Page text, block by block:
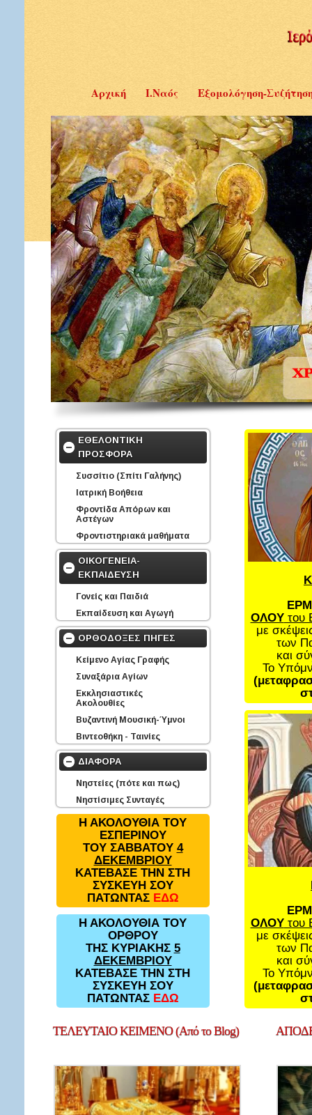
Αρχική Ι.Ναός Εξομολόγηση-
ΕΘΕΛΟΝΤΙΚΗ
ΠΡΟΣΦΟΡΑ
Συσσίτιο (Σπίτι Γαλήνης)
Ιατρική Βοήθεια
Φροντίδα Απόρων και
Αστέγων
Φροντιστηριακά μαθήματα
ΟΙΚΟΓΕΝΕΙΑ-
ΕΚΠΑΙΔΕΥΣΗ
Γονείς και Παιδιά
Εκπαίδευση και Αγωγή
ΟΡΘΟΔΟΞΕΣ ΠΗΓΕΣ
Κείμενο Αγίας Γραφής
Συναξάρια Αγίων
Εκκλησιαστικές
Ακολουθίες
Βυζαντινή Μουσική-Ύμνοι
Βιντεοθήκη - Ταινίες
ΔΙΑΦΟΡΑ
Νηστείες (πότε και πως)
Νηστίσιμες Συνταγές
Η ΑΚΟΛΟΥΘΙΑ ΤΟΥ
ΕΣΠΕΡΙΝΟΥ
ΤΟΥ ΣΑΒΒΑΤΟΥ 4
ΔΕΚΕΜΒΡΙΟΥ
ΚΑΤΕΒΑΣΕ ΤΗΝ ΣΤΗ
ΣΥΣΚΕΥΗ ΣΟΥ
ΠΑΤΩΝΤΑΣ ΕΔΩ
Η ΑΚΟΛΟΥΘΙΑ ΤΟΥ
ΟΡΘΡΟΥ
ΤΗΣ ΚΥΡΙΑΚΗΣ 5
ΔΕΚΕΜΒΡΙΟΥ
ΚΑΤΕΒΑΣΕ ΤΗΝ ΣΤΗ
ΣΥΣΚΕΥΗ ΣΟΥ
ΠΑΤΩΝΤΑΣ ΕΔΩ
ΟΛΟΥτου
με
των
και
Το
ΟΛΟΥτου
με
των
και
Το
ΤΕΛΕΥΤΑΙΟΚΕΙΜΕΝΟ (Από το Blog)